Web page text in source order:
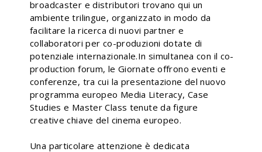
broadcaster e distributori trovano qui un
ambiente trilingue, organizzato in modo da
facilitare la ricerca di nuovi partner e
collaboratori per co-produzioni dotate di
potenziale internazionale.In simultanea con il co-
production forum, le Giornate offrono eventi e
conferenze, tra cui la presentazione del nuovo
programma europeo Media Literacy, Case
Studies e Master Class tenute da figure
creative chiave del cinema europeo.
Una particolare attenzione è dedicata